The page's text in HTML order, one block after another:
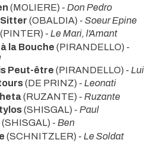
(MOLIERE) - Don Pedro
Sitter (OBALDIA) - Soeur Epine
(PINTER) - Le Mari, l'Amant
la Bouche (PIRANDELLO) -
Peut-être (PIRANDELLO) - Lui
(DE PRINZ) - Leonati
(RUZANTE) - Ruzante
(SHISGAL) - Paul
(SHISGAL) - Ben
(SCHNITZLER) - Le Soldat